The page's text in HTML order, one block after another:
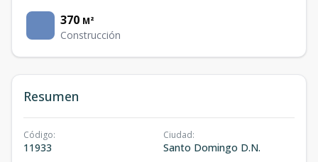
370 M²
Construcción
Resumen
Código:
11933
Ciudad:
Santo Domingo D.N.